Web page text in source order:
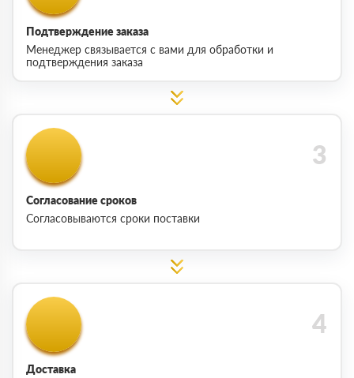
Подтверждение заказа
Менеджер связывается с вами для обработки и
подтверждения заказа
Согласование сроков
Согласовываются сроки поставки
Доставка